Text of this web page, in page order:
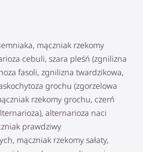
mączniak rzekomy
cebuli, szara pleśń (zgnilizna
fasoli, zgnilizna twardzikowa,
grochu (zgorzelowa
rzekomy grochu, czerń
alternarioza naci
prawdziwy
mączniak rzekomy sałaty,